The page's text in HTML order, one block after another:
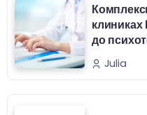
до
Julia